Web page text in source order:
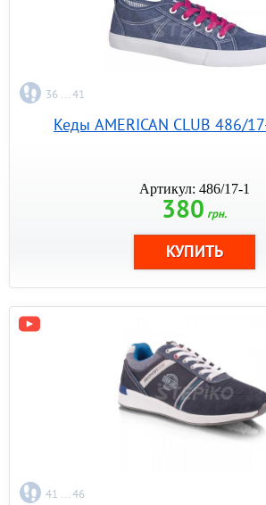
36 ... 41
Кеды AMERICAN CLUB 486/
Артикул: 486/17-1
380 грн.
41 ... 46